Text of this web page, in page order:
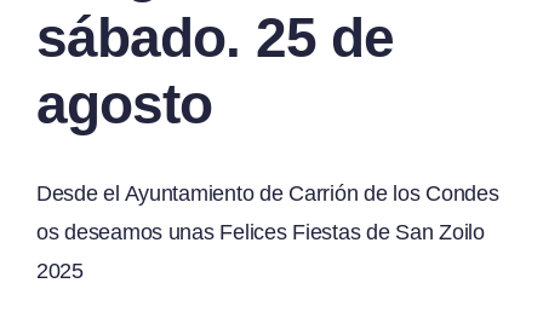
sábado. 25 de
agosto
Desde el Ayuntamiento de Carrión de los Condes
os deseamos unas Felices Fiestas de San Zoilo
2025